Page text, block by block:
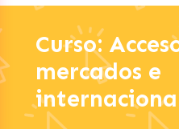
Curso:
mercados e